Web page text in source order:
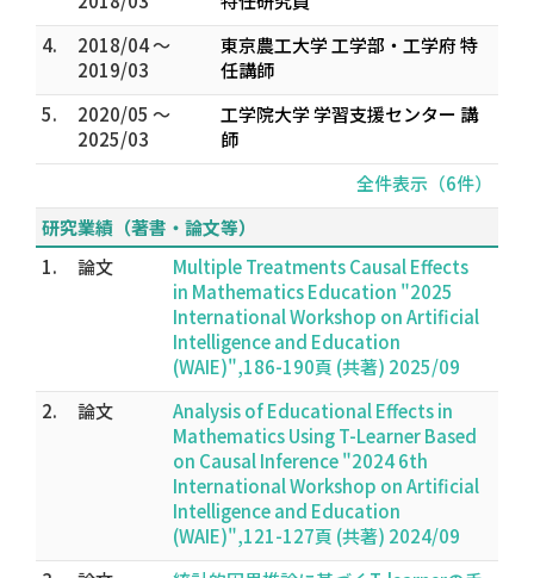
4.
2018/04 ～
2019/03
東京農工大学 工学部・工学府 特
任講師
5.
2020/05 ～
2025/03
工学院大学 学習支援センター 講
師
全件表示（6件）
研究業績（著書・論文等）
1.
論文
Multiple Treatments Causal Effects
in Mathematics Education "2025
International Workshop on Artificial
Intelligence and Education
(WAIE)",186-190頁 (共著) 2025/09
2.
論文
Analysis of Educational Effects in
Mathematics Using T-Learner Based
on Causal Inference "2024 6th
International Workshop on Artificial
Intelligence and Education
(WAIE)",121-127頁 (共著) 2024/09